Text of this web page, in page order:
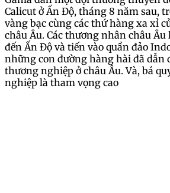
Calicut ở Ấn Độ, tháng 8 năm sau,
vàng bạc cùng các thứ hàng xa xỉ
châu Âu. Các thương nhân châu
đến Ấn Độ và tiến vào quần đảo
những con đường hàng hài đã dẫn
thương nghiệp ở châu Âu. Và, bá
nghiệp là tham vọng cao